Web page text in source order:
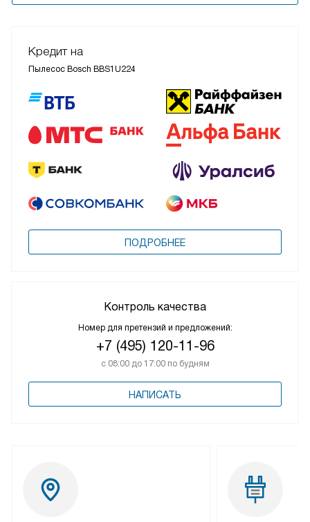
Кредит на
Пылесос Bosch BBS1U224
ПОДРОБНЕЕ
Контроль качества
Номер для претензий и предложений:
+7 (495) 120-11-96
с 08:00 до 17:00 по будням
НАПИСАТЬ